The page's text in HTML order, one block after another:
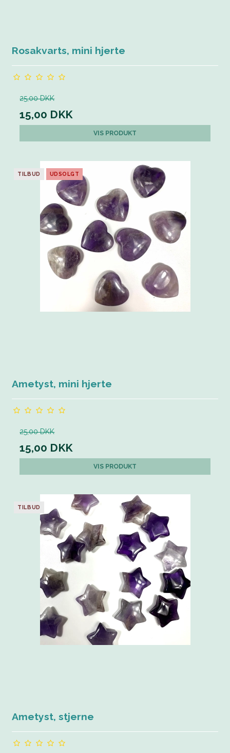
Rosakvarts, mini hjerte
25,00 DKK
15,00 DKK
VIS PRODUKT
TILBUD UDSOLGT
Ametyst, mini hjerte
25,00 DKK
15,00 DKK
VIS PRODUKT
TILBUD
Ametyst, stjerne